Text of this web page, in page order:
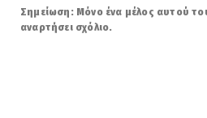
Σημείωση: Μόνο ένα μέλος αυτού
αναρτήσει σχόλιο.